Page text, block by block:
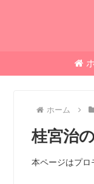
ホーム
桂宮治
本ページはプロ